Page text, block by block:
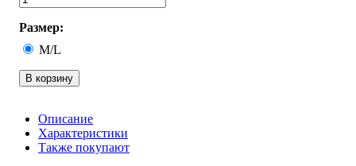
Размер:
M/L
В корзину
Описание
Характеристики
Также покупают